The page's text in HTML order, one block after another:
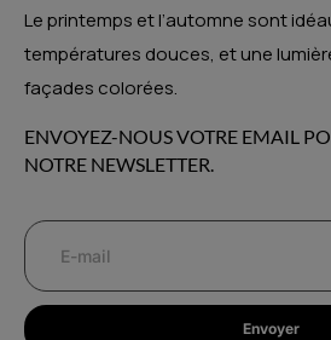
Le printemps et l’automne sont
températures douces, et une
façades colorées.
ENVOYEZ-NOUS VOTRE EMAIL
NOTRE NEWSLETTER.
Envoyer